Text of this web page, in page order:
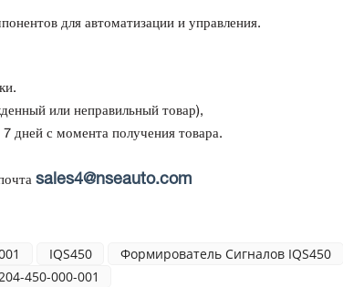
для автоматизации и управления.
или неправильный товар),
дней с момента получения товара.
sales4@nseauto.com
IQS450
Формирователь Сигналов IQS450
450-000-001